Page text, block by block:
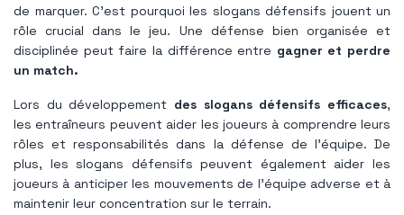
de marquer. C'est pourquoi les slogans défensifs jouent un
rôle crucial dans le jeu. Une défense bien organisée et
disciplinée peut faire la différence entre gagner et perdre
un match.
Lors du développement des slogans défensifs efficaces,
les entraîneurs peuvent aider les joueurs à comprendre leurs
rôles et responsabilités dans la défense de l'équipe. De
plus, les slogans défensifs peuvent également aider les
joueurs à anticiper les mouvements de l'équipe adverse et à
maintenir leur concentration sur le terrain.